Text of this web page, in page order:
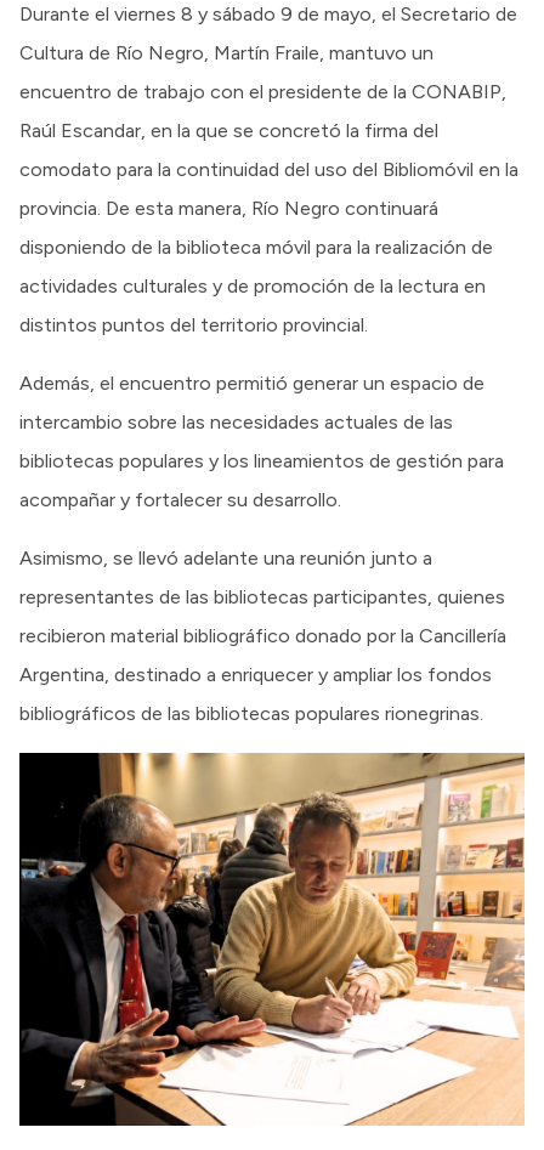
Durante el viernes 8 y sábado 9 de mayo, el Secretario de
Cultura de Río Negro, Martín Fraile, mantuvo un
encuentro de trabajo con el presidente de la CONABIP,
Raúl Escandar, en la que se concretó la firma del
comodato para la continuidad del uso del Bibliomóvil en la
provincia. De esta manera, Río Negro continuará
disponiendo de la biblioteca móvil para la realización de
actividades culturales y de promoción de la lectura en
distintos puntos del territorio provincial.
Además, el encuentro permitió generar un espacio de
intercambio sobre las necesidades actuales de las
bibliotecas populares y los lineamientos de gestión para
acompañar y fortalecer su desarrollo.
Asimismo, se llevó adelante una reunión junto a
representantes de las bibliotecas participantes, quienes
recibieron material bibliográfico donado por la Cancillería
Argentina, destinado a enriquecer y ampliar los fondos
bibliográficos de las bibliotecas populares rionegrinas.